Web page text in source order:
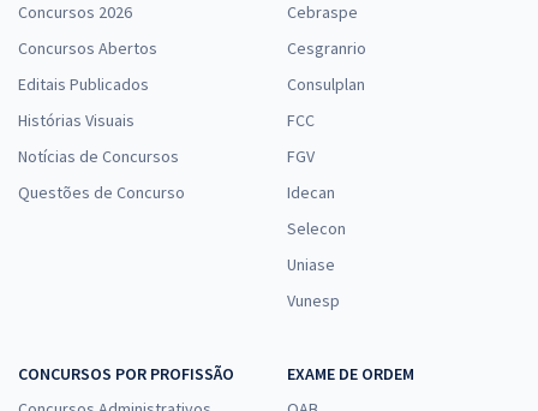
Concursos 2026
Concursos Abertos
Editais Publicados
Histórias Visuais
Notícias de Concursos
Questões de Concurso
Cebraspe
Cesgranrio
Consulplan
FCC
FGV
Idecan
Selecon
Uniase
Vunesp
CONCURSOS POR PROFISSÃO
EXAME DE ORDEM